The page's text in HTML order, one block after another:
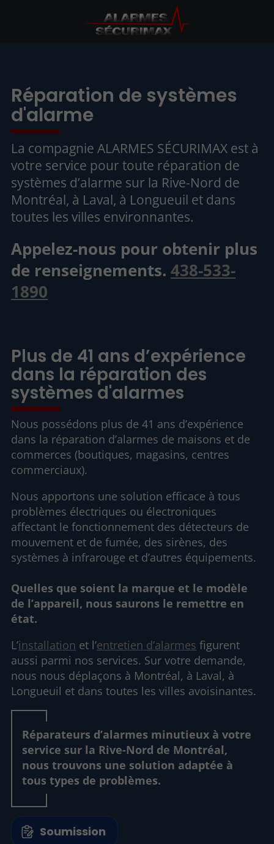
Réparation de systèmes
d'alarme
La compagnie ALARMES SÉCURIMAX est à
votre service pour toute réparation de
systèmes d’alarme sur la Rive-Nord de
Montréal, à Laval, à Longueuil et dans
toutes les villes environnantes.
Appelez-nous pour obtenir plus
de renseignements.438-533-
1890
Plus de 41 ans d’expérience
dans la réparation des
systèmes d'alarmes
Nous possédons plus de 41 ans d’expérience
dans la réparation d’alarmes de maisons et de
commerces (boutiques, magasins, centres
commerciaux).
Nous apportons une solution efficace à tous
problèmes électriques ou électroniques
affectant le fonctionnement des détecteurs de
mouvement et de fumée, des sirènes, des
systèmes à infrarouge et d’autres équipements.
Quelles que soient la marque et le modèle
de l’appareil, nous saurons le remettre en
état.
L’installation et l’entretien d’alarmes figurent
aussi parmi nos services. Sur votre demande,
nous nous déplaçons à Montréal, à Laval, à
Longueuil et dans toutes les villes avoisinantes.
Réparateurs d’alarmes minutieux à votre
service sur la Rive-Nord de Montréal,
nous trouvons une solution adaptée à
tous types de problèmes.
Soumission